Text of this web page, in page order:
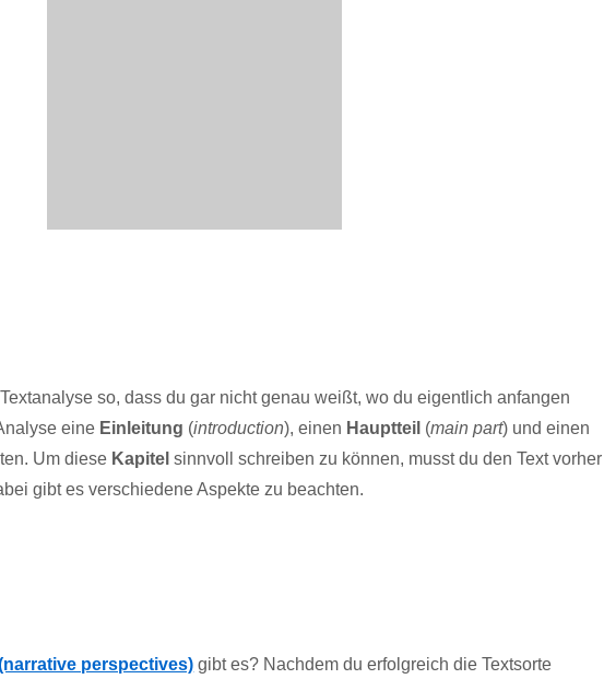
so, dass du gar nicht genau weißt, wo du eigentlich anfangen
eine Einleitung (introduction), einen Hauptteil (main part) und einen
Um diese Kapitel sinnvoll schreiben zu können, musst du den Text vorher
gibt es verschiedene Aspekte zu beachten.
perspectives) gibt es? Nachdem du erfolgreich die Textsorte